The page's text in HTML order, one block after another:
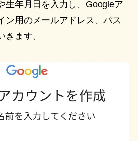
生年月日を入力し、Googleア
ン用のメールアドレス、パス
きます。